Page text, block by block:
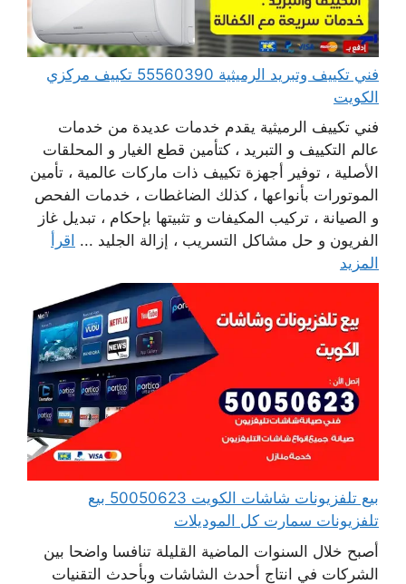
فني تكييف وتبريد الرميثية 55560390 تكييف مركزي
الكويت
فني تكييف الرميثية يقدم خدمات عديدة من خدمات
عالم التكييف و التبريد ، كتأمين قطع الغيار و المحلقات
الأصلية ، توفير أجهزة تكييف ذات ماركات عالمية ، تأمين
الموتورات بأنواعها ، كذلك الضاغطات ، خدمات الفحص
و الصيانة ، تركيب المكيفات و تثبيتها بإحكام ، تبديل غاز
الفريون و حل مشاكل التسريب ، إزالة الجليد ... اقرأ
المزيد
بيع تلفزيونات شاشات الكويت 50050623 بيع
تلفزيونات سمارت كل الموديلات
أصبح خلال السنوات الماضية القليلة تنافسا واضحا بين
الشركات في انتاج أحدث الشاشات وبأحدث التقنيات